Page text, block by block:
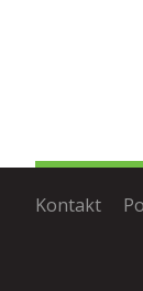
Kontakt